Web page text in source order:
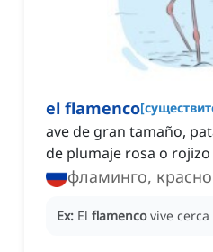
el flamenco[
ave de gran tamaño,
de plumaje rosa o rojizo
фламинго,
Ex: El flamenco vive